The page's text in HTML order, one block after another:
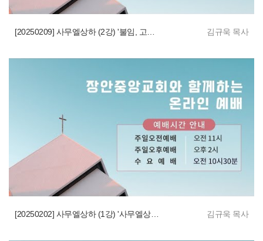
김규욱 목사
[20250202] 사무엘상하 (1강) '사무엘상하 서론' 김규욱 목사